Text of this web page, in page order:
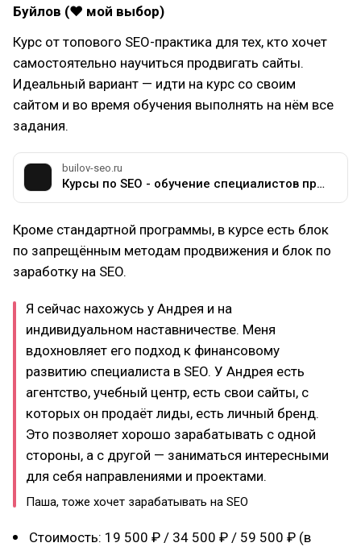
Буйлов (❤ мой выбор)
Курс от топового SEO-практика для тех, кто хочет
самостоятельно научиться продвигать сайты.
Идеальный вариант — идти на курс со своим
сайтом и во время обучения выполнять на нём все
задания.
builov-seo.ru
Курсы по SEO - обучение специалистов продвижению и оптимизации сайтов | SEO
Кроме стандартной программы, в курсе есть блок
по запрещённым методам продвижения и блок по
заработку на SEO.
Я сейчас нахожусь у Андрея и на
индивидуальном наставничестве. Меня
вдохновляет его подход к финансовому
развитию специалиста в SEO. У Андрея есть
агентство, учебный центр, есть свои сайты, с
которых он продаёт лиды, есть личный бренд.
Это позволяет хорошо зарабатывать с одной
стороны, а с другой — заниматься интересными
для себя направлениями и проектами.
Паша, тоже хочет зарабатывать на SEO
Стоимость: 19 500 ₽ / 34 500 ₽ / 59 500 ₽ (в